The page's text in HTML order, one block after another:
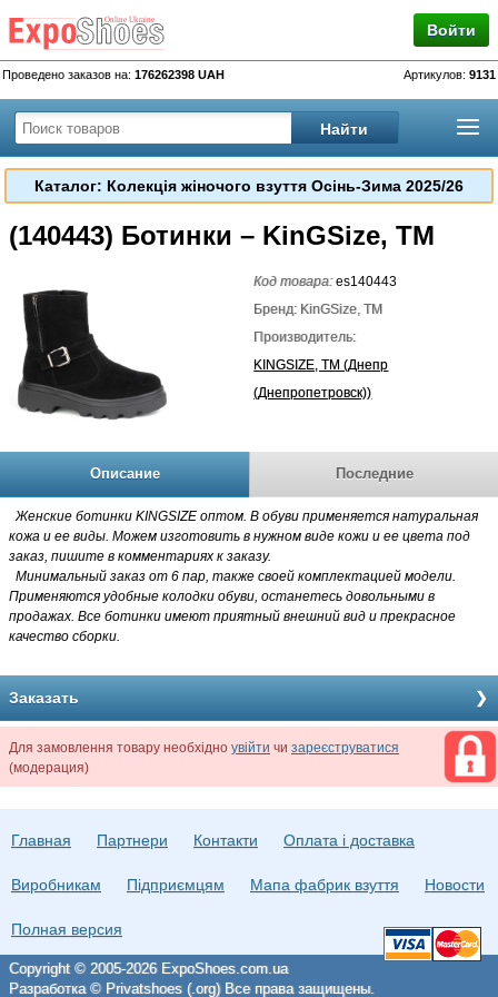
Войти
Проведено заказов на: 176262398 UAH Артикулов: 9131
Каталог: Колекція жіночого взуття Осінь-Зима 2025/26
(140443) Ботинки – KinGSize, TM
Код товара:es140443
Бренд: KinGSize, TM
Производитель:
KINGSIZE, TM (Днепр
(Днепропетровск))
Описание Последние
Женские ботинки KINGSIZE оптом. В обуви применяется натуральная
кожа и ее виды. Можем изготовить в нужном виде кожи и ее цвета под
заказ, пишите в комментариях к заказу.
Минимальный заказ от 6 пар, также своей комплектацией модели.
Применяются удобные колодки обуви, останетесь довольными в
продажах. Все ботинки имеют приятный внешний вид и прекрасное
качество сборки.
Заказать
Для замовлення товару необхідно увійти чи зареєструватися
(модерация)
Главная Партнери Контакти Оплата і доставка
Виробникам Підприємцям Мапа фабрик взуття Новости
Полная версия
Copyright © 2005-2026 ExpoShoes.com.ua
Разработка © Privatshoes (.org) Все права защищены.